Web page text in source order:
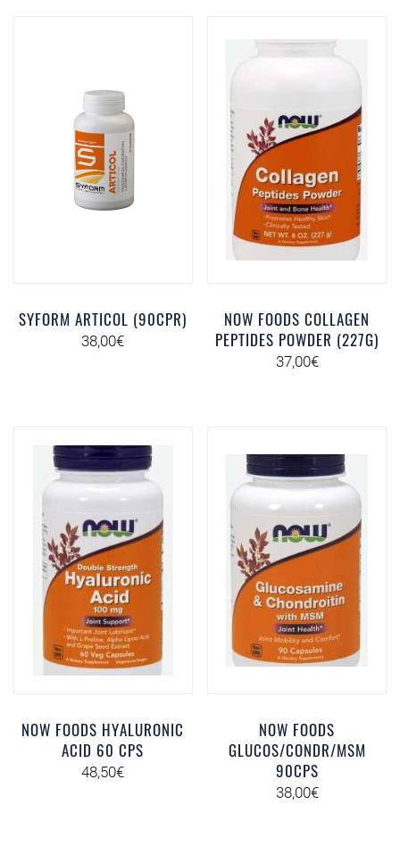
SYFORM ARTICOL (90CPR)
38,00€
NOW FOODS COLLAGEN
PEPTIDES POWDER (227G)
37,00€
NOW FOODS HYALURONIC
ACID 60 CPS
48,50€
NOW FOODS
GLUCOS/CONDR/MSM
90CPS
38,00€